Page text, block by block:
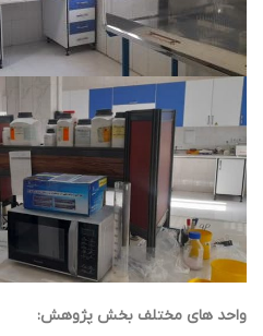
واحد های مختلف بخش پژوهش: